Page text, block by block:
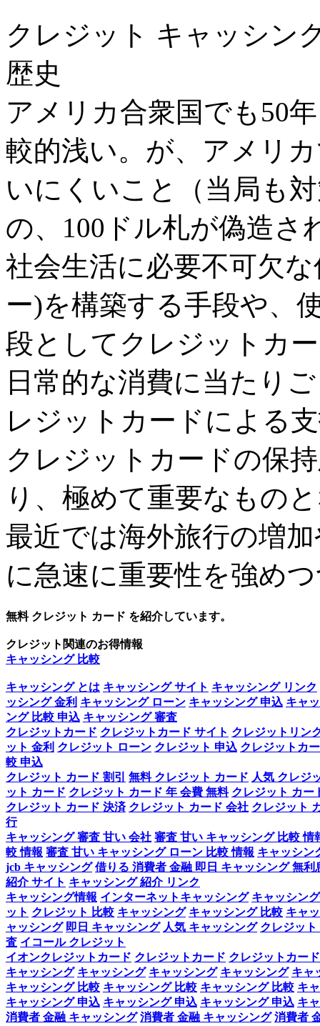
クレジット キャッシン
歴史
アメリカ合衆国でも50
較的浅い。が、アメリ
いにくいこと（当局も
の、100ドル札が偽造
社会生活に必要不可欠
ー)を構築する手段や、
段としてクレジットカ
日常的な消費に当たり
レジットカードによる
クレジットカードの保
り、極めて重要なもの
最近では海外旅行の増
に急速に重要性を強め
無料 クレジット カード を紹介しています。
クレジット関連のお得情報
キャッシング 比較
キャッシング とは キャッシング サイト キャッシング リンク
ッシング 金利 キャッシング ローン キャッシング 申込 キャ
ング 比較 申込 キャッシング 審査
クレジットカード クレジットカード サイト クレジットリン
ット 金利 クレジット ローン クレジット 申込 クレジットカ
較 申込
クレジット カード 割引
無料 クレジット カード 人気 クレジ
ット カード クレジット カード 年 会費 無料 クレジット カー
クレジット カード 決済 クレジット カード 会社 クレジット
行
キャッシング 審査 甘い 会社 審査 甘い キャッシング 比較 情
較 情報 審査 甘い キャッシング ローン 比較 情報 キャッシン
jcb キャッシング 借りる 消費者 金融 即日 キャッシング 無利
紹介 サイト キャッシング 紹介 リンク
キャッシング情報 インターネットキャッシング キャッシン
ット クレジット 比較 キャッシング キャッシング 比較 キャ
ャッシング 即日 キャッシング 人気 キャッシング クレジッ
査 イコール クレジット
イオンクレジットカード クレジットカード クレジットカー
キャッシング キャッシング キャッシング キャッシング キャ
キャッシング 比較 キャッシング 比較 キャッシング 比較 キ
キャッシング 申込 キャッシング 申込 キャッシング 申込 キ
消費者 金融 キャッシング 消費者 金融 キャッシング 消費者